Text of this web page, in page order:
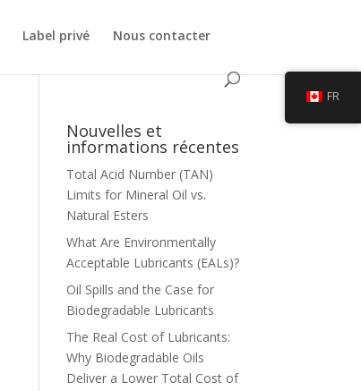
Label privé Nous contacter
Nouvelles et
informations récentes
Total Acid Number (TAN)
Limits for Mineral Oil vs.
Natural Esters
What Are Environmentally
Acceptable Lubricants (EALs)?
Oil Spills and the Case for
Biodegradable Lubricants
The Real Cost of Lubricants:
Why Biodegradable Oils
Deliver a Lower Total Cost of
FR